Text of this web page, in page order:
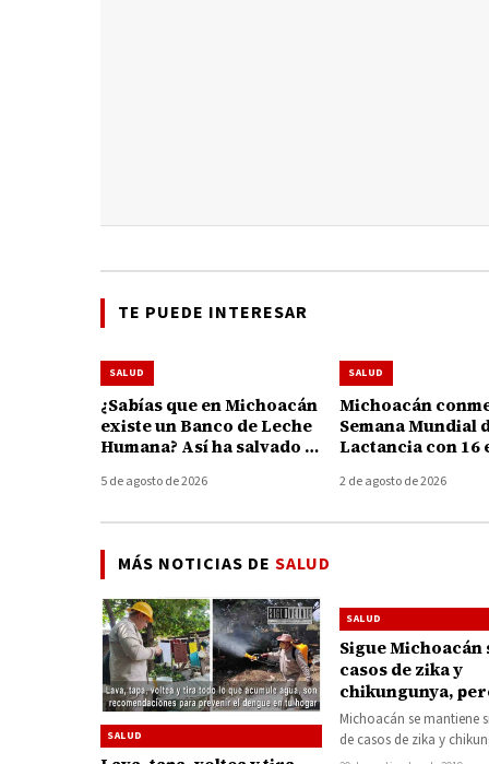
TE PUEDE INTERESAR
SALUD
¿Sabías que en Michoacán
existe un Banco de Leche
Humana? Así ha salvado y
bebés
5 de agosto de 2026
SALUD
Michoacán
Semana Mundial
Lactancia con 16
2 de agosto de 2026
MÁS NOTICIAS DE SALUD
SALUD
SALUD
Sigue Michoacán
casos de zika y
chikungunya,
495 casos de
defunción en La
Michoacán se mantiene
de casos de zika y